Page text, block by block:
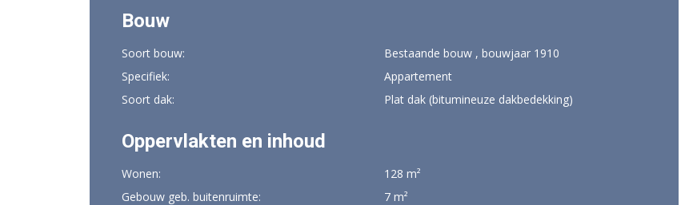
Bouw
Soort bouw:
Bestaande bouw , bouwjaar 1910
Specifiek:
Appartement
Soort dak:
Plat dak (bitumineuze dakbedekking)
Oppervlakten en inhoud
Wonen:
128 m²
Gebouw geb. buitenruimte:
7 m²